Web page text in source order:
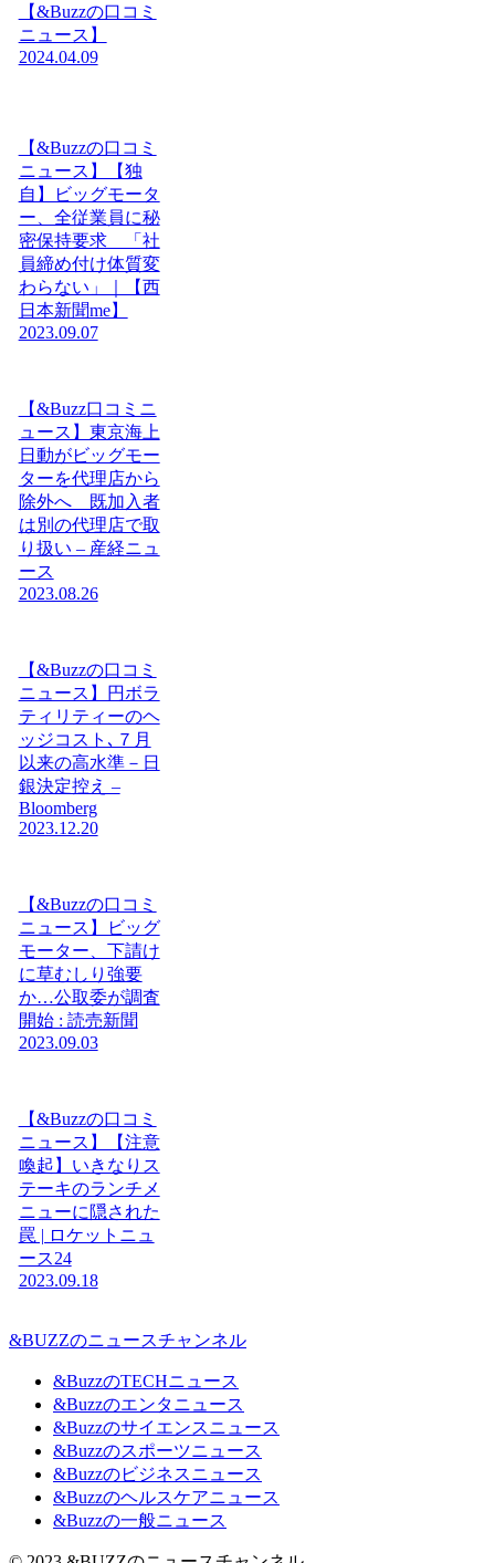
【&Buzzの口コミ
ニュース】
2024.04.09
【&Buzzの口コミ
ニュース】【独
自】ビッグモータ
ー、全従業員に秘
密保持要求 「社
員締め付け体質変
わらない」｜【西
日本新聞me】
2023.09.07
【&Buzz口コミニ
ュース】東京海上
日動がビッグモー
ターを代理店から
除外へ 既加入者
は別の代理店で取
り扱い – 産経ニュ
ース
2023.08.26
【&Buzzの口コミ
ニュース】円ボラ
ティリティーのヘ
ッジコスト､７月
以来の高水準－日
銀決定控え –
Bloomberg
2023.12.20
【&Buzzの口コミ
ニュース】ビッグ
モーター、下請け
に草むしり強要
か…公取委が調査
開始 : 読売新聞
2023.09.03
【&Buzzの口コミ
ニュース】【注意
喚起】いきなりス
テーキのランチメ
ニューに隠された
罠 | ロケットニュ
ース24
2023.09.18
&BUZZのニュースチャンネル
&BuzzのTECHニュース
&Buzzのエンタニュース
&Buzzのサイエンスニュース
&Buzzのスポーツニュース
&Buzzのビジネスニュース
&Buzzのヘルスケアニュース
&Buzzの一般ニュース